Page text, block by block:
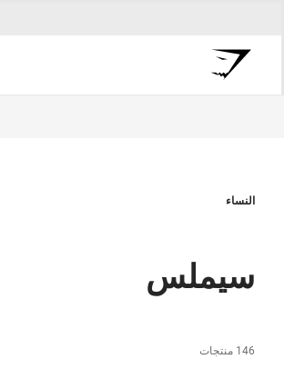
النساء
سيملس
146 منتجات